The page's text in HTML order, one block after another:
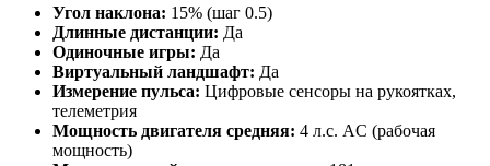
Угол наклона: 15% (шаг 0.5)
Длинные дистанции: Да
Одиночные игры: Да
Виртуальный ландшафт: Да
Измерение пульса: Цифровые сенсоры на рукоятках,
телеметрия
Мощность двигателя средняя: 4 л.с. AC (рабочая
мощность)